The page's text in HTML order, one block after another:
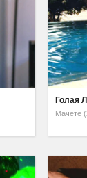
Голая
Мачете